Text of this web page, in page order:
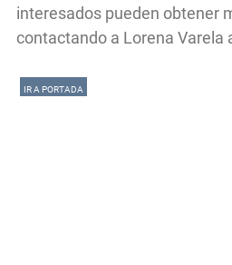
interesados pueden obtener
contactando a Lorena Varela
IR A PORTADA